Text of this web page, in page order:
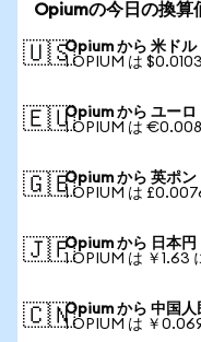
Opiumの今日の換算
🇺🇸Opium から 米ドル
1 OPIUM は
🇪🇺Opium から ユーロ
1 OPIUM は
🇬🇧Opium から 英ポン
1 OPIUM は
🇯🇵Opium から 日本円
1 OPIUM は ￥1.63
🇨🇳Opium から 中国人
1 OPIUM は ￥